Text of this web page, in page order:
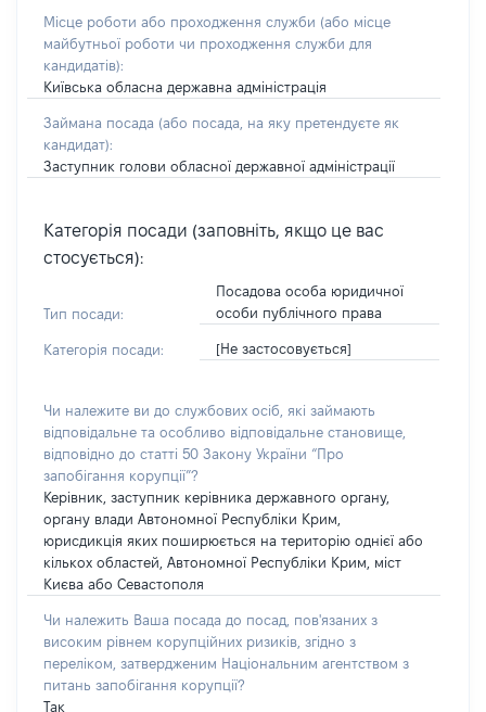
Місце роботи або проходження служби (або місце
майбутньої роботи чи проходження служби для
кандидатів):
Київська обласна державна адміністрація
Займана посада (або посада, на яку претендуєте як
кандидат):
Заступник голови обласної державної адміністрації
Категорія посади (заповніть, якщо це вас
стосується):
Тип посади:
Посадова особа юридичної
особи публічного права
Категорія посади: [Не застосовується]
Чи належите ви до службових осіб, які займають
відповідальне та особливо відповідальне становище,
відповідно до статті 50 Закону України “Про
запобігання корупції”?
Керівник, заступник керівника державного органу,
органу влади Автономної Республіки Крим,
юрисдикція яких поширюється на територію однієї або
кількох областей, Автономної Республіки Крим, міст
Києва або Севастополя
Чи належить Ваша посада до посад, пов'язаних з
високим рівнем корупційних ризиків, згідно з
переліком, затвердженим Національним агентством з
питань запобігання корупції?
Так